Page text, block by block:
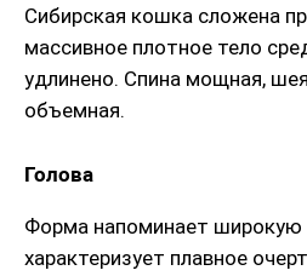
Сибирская кошка сложена
массивное плотное тело
удлинено. Спина мощная,
объемная.
Голова
Форма напоминает
характеризует плавное